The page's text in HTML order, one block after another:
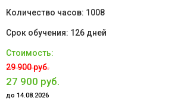
1008
126 дней
29 900 руб.
27 900 руб.
до 14.08.2026